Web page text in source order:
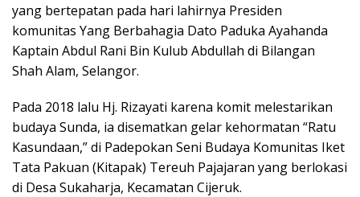
yang bertepatan pada hari lahirnya Presiden
komunitas Yang Berbahagia Dato Paduka Ayahanda
Kaptain Abdul Rani Bin Kulub Abdullah di Bilangan
Shah Alam, Selangor.
Pada 2018 lalu Hj. Rizayati karena komit melestarikan
budaya Sunda, ia disematkan gelar kehormatan “Ratu
Kasundaan,” di Padepokan Seni Budaya Komunitas Iket
Tata Pakuan (Kitapak) Tereuh Pajajaran yang berlokasi
di Desa Sukaharja, Kecamatan Cijeruk.